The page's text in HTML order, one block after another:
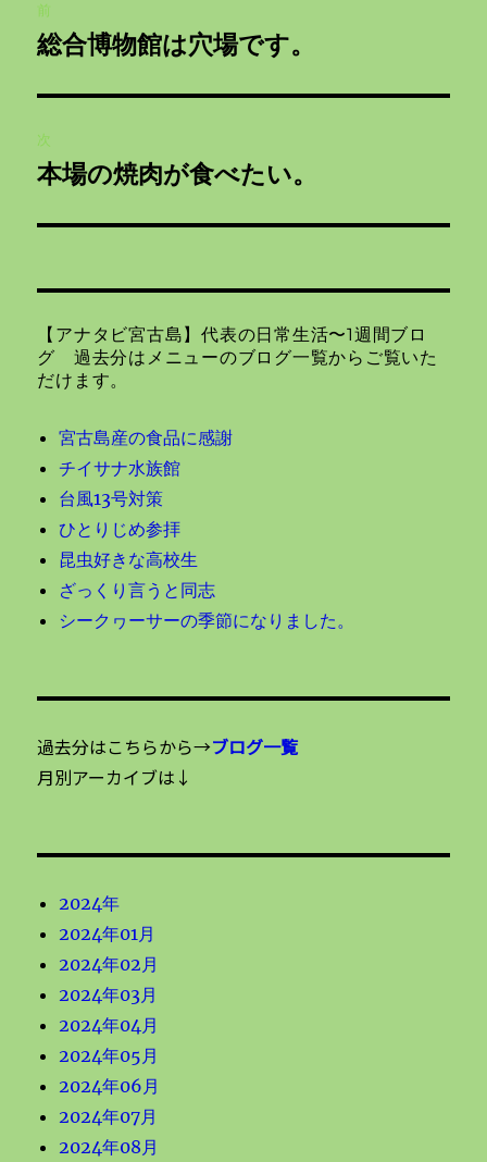
稿
ビ
ゲ
ー
ン
前
前
投
稿:
総合博物館は穴場です。
次
次
投
本場の焼肉が食べたい。
【アナタビ宮古島】代表の日常生活〜1週間ブロ
グ 過去分はメニューのブログ一覧からご覧いた
だけます。
宮古島産の食品に感謝
チイサナ水族館
台風13号対策
ひとりじめ参拝
昆虫好きな高校生
ざっくり言うと同志
シークヮーサーの季節になりました。
過去分はこちらから→ブログ一覧
月別アーカイブは↓
2024年
2024年01月
2024年02月
2024年03月
2024年04月
2024年05月
2024年06月
2024年07月
2024年08月